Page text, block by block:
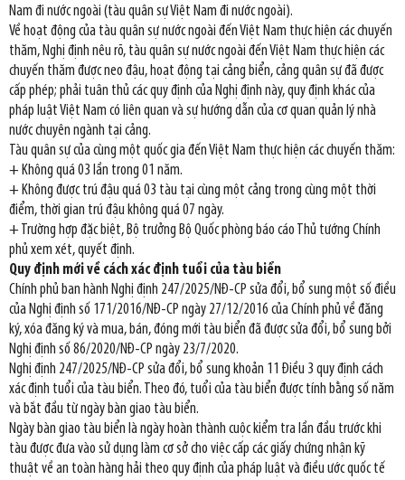
Nam đi nước ngoài (tàu quân sự Việt Nam đi nước ngoài).
Về hoạt động của tàu quân sự nước ngoài đến Việt Nam thực hiện các chuyến
thăm, Nghị định nêu rõ, tàu quân sự nước ngoài đến Việt Nam thực hiện các
chuyến thăm được neo đậu, hoạt động tại cảng biển, cảng quân sự đã được
cấp phép; phải tuân thủ các quy định của Nghị định này, quy định khác của
pháp luật Việt Nam có liên quan và sự hướng dẫn của cơ quan quản lý nhà
nước chuyên ngành tại cảng.
Tàu quân sự của cùng một quốc gia đến Việt Nam thực hiện các chuyến thăm:
+ Không quá 03 lần trong 01 năm.
+ Không được trú đậu quá 03 tàu tại cùng một cảng trong cùng một thời
điểm, thời gian trú đậu không quá 07 ngày.
+ Trường hợp đặc biệt, Bộ trưởng Bộ Quốc phòng báo cáo Thủ tướng Chính
phủ xem xét, quyết định.
Quy định mới về cách xác định tuổi của tàu biển
Chính phủ ban hành Nghị định 247/2025/NĐ-CP sửa đổi, bổ sung một số điều
của Nghị định số 171/2016/NĐ-CP ngày 27/12/2016 của Chính phủ về đăng
ký, xóa đăng ký và mua, bán, đóng mới tàu biển đã được sửa đổi, bổ sung bởi
Nghị định số 86/2020/NĐ-CP ngày 23/7/2020.
Nghị định 247/2025/NĐ-CP sửa đổi, bổ sung khoản 11 Điều 3 quy định cách
xác định tuổi của tàu biển. Theo đó, tuổi của tàu biển được tính bằng số năm
và bắt đầu từ ngày bàn giao tàu biển.
Ngày bàn giao tàu biển là ngày hoàn thành cuộc kiểm tra lần đầu trước khi
tàu được đưa vào sử dụng làm cơ sở cho việc cấp các giấy chứng nhận kỹ
thuật về an toàn hàng hải theo quy định của pháp luật và điều ước quốc tế